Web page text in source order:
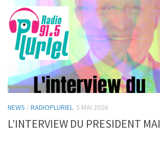
NEWS /RADIOPLURIEL 5 MAI 2026
L’INTERVIEW DU PRESIDENT MAI